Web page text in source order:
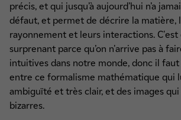
précis, et qui jusqu’à aujourd’hui n’a
défaut, et permet de décrire la matière,
rayonnement et leurs interactions.
surprenant parce qu’on n'arrive pas à
intuitives dans notre monde, donc il
entre ce formalisme mathématique qui
ambiguïté et très clair, et des images
bizarres.